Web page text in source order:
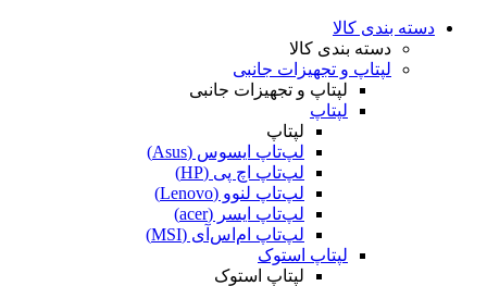
دسته بندی کالا
دسته بندی کالا
لپتاپ و تجهیزات جانبی
لپتاپ و تجهیزات جانبی
لپتاپ
لپتاپ
لپ‌تاپ ایسوس (Asus)
لپ‌تاپ اچ پی (HP)
لپ‌تاپ لنوو (Lenovo)
لپ‌تاپ ایسر (acer)
لپ‌تاپ ام‌اس‌آی (MSI)
لپتاپ استوک
لپتاپ استوک